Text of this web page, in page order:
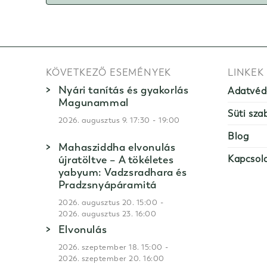
KÖVETKEZŐ ESEMÉNYEK
Nyári tanítás és gyakorlás
Magunammal
2026. augusztus 9. 17:30 -19:00
Mahasziddha elvonulás
újratöltve – A tökéletes
yabyum: Vadzsradhara és
Pradzsnyápáramitá
2026. augusztus 20. 15:00 -
2026. augusztus 23. 16:00
Elvonulás
2026. szeptember 18. 15:00 -
2026. szeptember 20. 16:00
LINKEK
Süti
Blog